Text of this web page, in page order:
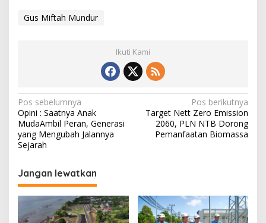
Gus Miftah Mundur
Ikuti Kami
Navigasi
pos
Pos sebelumnya
Opini : Saatnya Anak
MudaAmbil Peran, Generasi
yang Mengubah Jalannya
Sejarah
Pos berikutnya
Target Nett Zero Emission
2060, PLN NTB Dorong
Pemanfaatan Biomassa
Jangan lewatkan